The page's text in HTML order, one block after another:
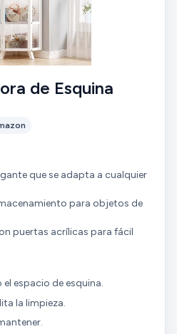
de Esquina
que se adapta a cualquier
para objetos de
puertas acrílicas para fácil
espacio de esquina.
la limpieza.